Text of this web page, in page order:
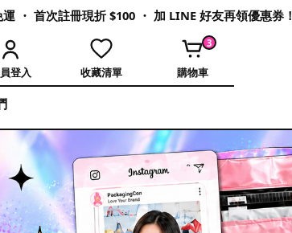
・ 首次註冊現折 $100 ・ 加 LINE 好友再領優惠券！
登入 收藏清單
3
購物車